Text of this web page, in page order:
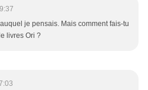
je pensais. Mais comment fais-tu
livres Ori ?